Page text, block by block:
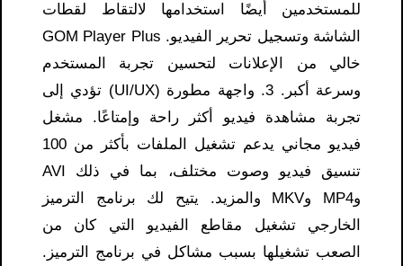
للمستخدمين أيضًا استخدامها لالتقاط لقطات
الشاشة وتسجيل تحرير الفيديو. GOM Player Plus
خالي من الإعلانات لتحسين تجربة المستخدم
وسرعة أكبر. 3. واجهة مطورة (UI/UX) تؤدي إلى
تجربة مشاهدة فيديو أكثر راحة وإمتاعًا. مشغل
فيديو مجاني يدعم تشغيل الملفات بأكثر من 100
تنسيق فيديو وصوت مختلف، بما في ذلك AVI
وMP4 وMKV والمزيد. يتيح لك برنامج الترميز
الخارجي تشغيل مقاطع الفيديو التي كان من
الصعب تشغيلها بسبب مشاكل في برنامج الترميز.